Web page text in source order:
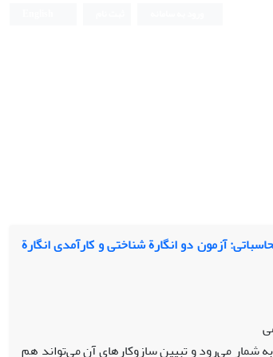
آزمون دو انگارة شناختی و کارآمدی انگارة
شمار می‌رود و تبیین سازوکارهای آن می‌تواند هم